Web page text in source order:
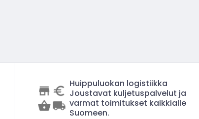
Huippuluokan logistiikka
Joustavat kuljetuspalvelut ja
varmat toimitukset kaikkialle
Suomeen.